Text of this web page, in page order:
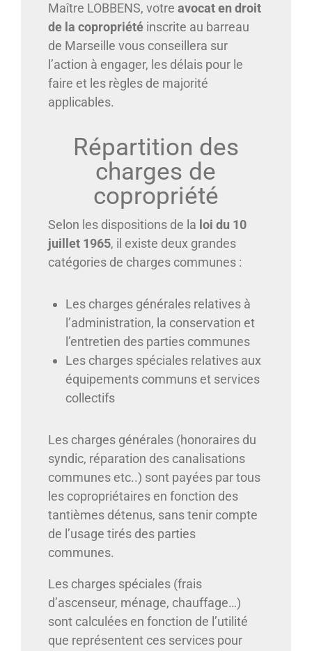
Maître LOBBENS, votre avocat en droit
de la copropriétéinscrite au barreau
de Marseille vous conseillera sur
l’action à engager, les délais pour le
faire et les règles de majorité
applicables.
Répartition des
charges de
copropriété
Selon les dispositions de la loi du 10
juillet 1965, il existe deux grandes
catégories de charges communes :
Les charges générales relatives à
l’administration, la conservation et
l’entretien des parties communes
Les charges spéciales relatives aux
équipements communs et services
collectifs
Les charges générales (honoraires du
syndic, réparation des canalisations
communes etc..) sont payées par tous
les copropriétaires en fonction des
tantièmes détenus, sans tenir compte
de l’usage tirés des parties
communes.
Les charges spéciales (frais
d’ascenseur, ménage, chauffage…)
sont calculées en fonction de l’utilité
que représentent ces services pour